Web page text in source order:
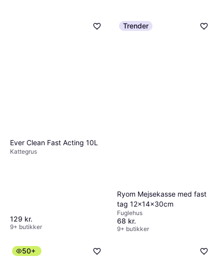
Ever Clean Fast Acting 10L
Kattegrus
129 kr.
9+ butikker
Trender
Ryom Mejsekasse med fast
tag 12x14x30cm
Fuglehus
68 kr.
9+ butikker
50+